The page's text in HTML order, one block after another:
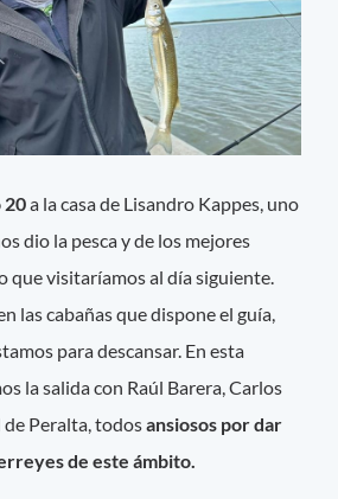
20a la casa de Lisandro Kappes, uno
dio la pesca y de los mejores
que visitaríamos al día siguiente.
las cabañas que dispone el guía,
para descansar. En esta
la salida con Raúl Barera, Carlos
de Peralta, todosansiosos por dar
de este ámbito.